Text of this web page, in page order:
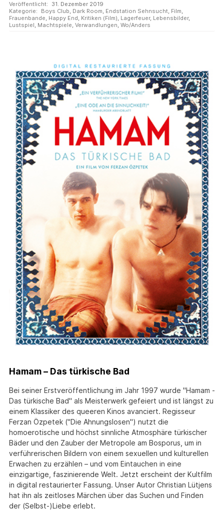
Veröffentlicht:
31. Dezember 2019
Kategorie:
Boys Club, Dark Room, Endstation Sehnsucht, Film,
Frauenbande, Happy End, Kritiken (Film), Lagerfeuer, Lebensbilder,
Lustspiel, Machtspiele, Verwandlungen, Wo/Anders
Hamam – Das türkische Bad
Bei seiner Erstveröffentlichung im Jahr 1997 wurde "Hamam -
Das türkische Bad" als Meisterwerk gefeiert und ist längst zu
einem Klassiker des queeren Kinos avanciert. Regisseur
Ferzan Özpetek ("Die Ahnungslosen") nutzt die
homoerotische und höchst sinnliche Atmosphäre türkischer
Bäder und den Zauber der Metropole am Bosporus, um in
verführerischen Bildern von einem sexuellen und kulturellen
Erwachen zu erzählen – und vom Eintauchen in eine
einzigartige, faszinierende Welt. Jetzt erscheint der Kultfilm
in digital restaurierter Fassung. Unser Autor Christian Lütjens
hat ihn als zeitloses Märchen über das Suchen und Finden
der (Selbst-)Liebe erlebt.